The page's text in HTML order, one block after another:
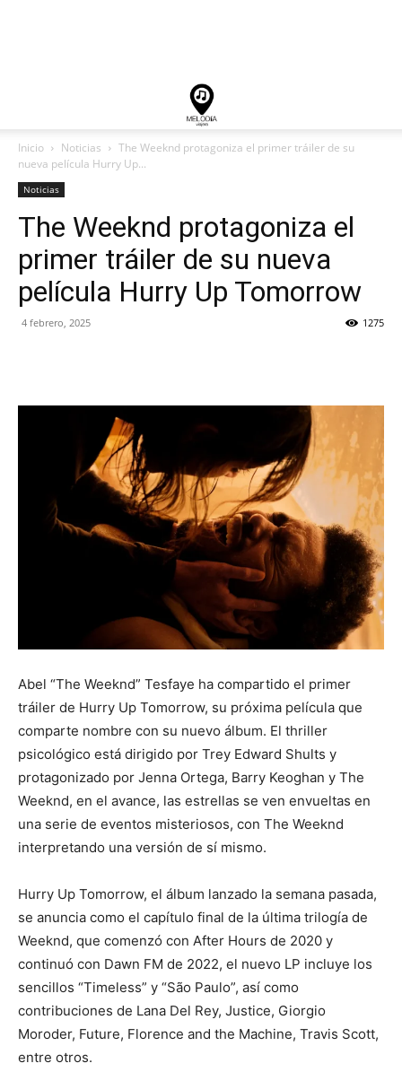
Inicio Noticias
The Weeknd protagoniza el primer tráiler de su
nueva película Hurry Up...
Noticias
The Weeknd protagoniza el
primer tráiler de su nueva
película Hurry Up Tomorrow
4 febrero, 2025 1275
Abel “The Weeknd” Tesfaye ha compartido el primer
tráiler de Hurry Up Tomorrow, su próxima película que
comparte nombre con su nuevo álbum. El thriller
psicológico está dirigido por Trey Edward Shults y
protagonizado por Jenna Ortega, Barry Keoghan y The
Weeknd, en el avance, las estrellas se ven envueltas en
una serie de eventos misteriosos, con The Weeknd
interpretando una versión de sí mismo.
Hurry Up Tomorrow, el álbum lanzado la semana pasada,
se anuncia como el capítulo final de la última trilogía de
Weeknd, que comenzó con After Hours de 2020 y
continuó con Dawn FM de 2022, el nuevo LP incluye los
sencillos “Timeless” y “São Paulo”, así como
contribuciones de Lana Del Rey, Justice, Giorgio
Moroder, Future, Florence and the Machine, Travis Scott,
entre otros.